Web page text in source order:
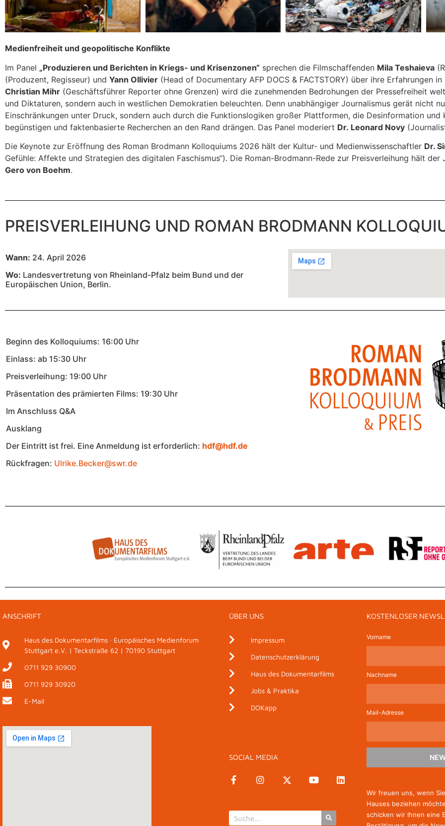
Medienfreiheit und geopolitische Konflikte
Im Panel „Produzieren und Berichten in Kriegs- und Krisenzonen“ sprechen die Filmschaffenden Mila Teshaieva
(Produzent, Regisseur) und Yann Ollivier (Head of Documentary AFP DOCS & FACTSTORY) über ihre Erfahrungen
Christian Mihr (Geschäftsführer Reporter ohne Grenzen) wird die zunehmenden Bedrohungen der Pressefreiheit
und Diktaturen, sondern auch in westlichen Demokratien beleuchten. Denn unabhängiger Journalismus gerät nicht
Einschränkungen unter Druck, sondern auch durch die Funktionslogiken großer Plattformen, die Desinformation und
begünstigen und faktenbasierte Recherchen an den Rand drängen. Das Panel moderiert Dr. Leonard Novy
Die Keynote zur Eröffnung des Roman Brodmann Kolloquiums 2026 hält der Kultur- und Medienwissenschaftler Dr.
Gefühle: Affekte und Strategien des digitalen Faschismus“). Die Roman-Brodmann-Rede zur Preisverleihung hält der
Gero von Boehm.
PREISVERLEIHUNG UND ROMAN BRODMANN
Wann: 24. April 2026
Wo: Landesvertretung von Rheinland-Pfalz beim Bund und der
Europäischen Union, Berlin.
Beginn des Kolloquiums: 16:00 Uhr
Einlass: ab 15:30 Uhr
Preisverleihung: 19:00 Uhr
Präsentation des prämierten Films: 19:30 Uhr
Im Anschluss Q&A
Ausklang
Der Eintritt ist frei. Eine Anmeldung ist erforderlich: hdf@hdf.de
Rückfragen: Ulrike.Becker@swr.de
ANSCHRIFT
Haus des Dokumentarfilms · Europäisches Medienforum
Stuttgart e.V. | Teckstraße 62 | 70190 Stuttgart
0711 929 30900
0711 929 30920
E-Mail
ÜBER UNS
Impressum
Datenschutzerklärung
Haus des Dokumentarfilms
Jobs & Praktika
DOKapp
SOCIAL MEDIA
KOSTENLOSER
Vorname
Nachname
Mail-Adresse
Wir freuen uns, wenn
Hauses beziehen
schicken wir Ihnen eine